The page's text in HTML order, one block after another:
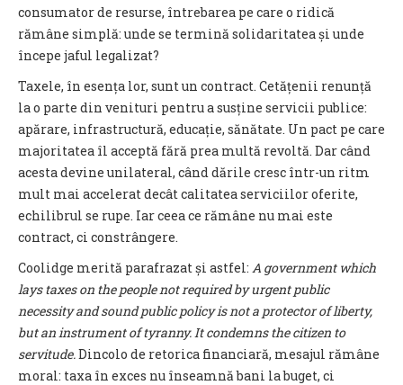
consumator de resurse, întrebarea pe care o ridică
rămâne simplă: unde se termină solidaritatea și unde
începe jaful legalizat?
Taxele, în esența lor, sunt un contract. Cetățenii renunță
la o parte din venituri pentru a susține servicii publice:
apărare, infrastructură, educație, sănătate. Un pact pe care
majoritatea îl acceptă fără prea multă revoltă. Dar când
acesta devine unilateral, când dările cresc într-un ritm
mult mai accelerat decât calitatea serviciilor oferite,
echilibrul se rupe. Iar ceea ce rămâne nu mai este
contract, ci constrângere.
Coolidge merită parafrazat și astfel: A government which
lays taxes on the people not required by urgent public
necessity and sound public policy is not a protector of liberty,
but an instrument of tyranny. It condemns the citizen to
servitude.Dincolo de retorica financiară, mesajul rămâne
moral: taxa în exces nu înseamnă bani la buget, ci